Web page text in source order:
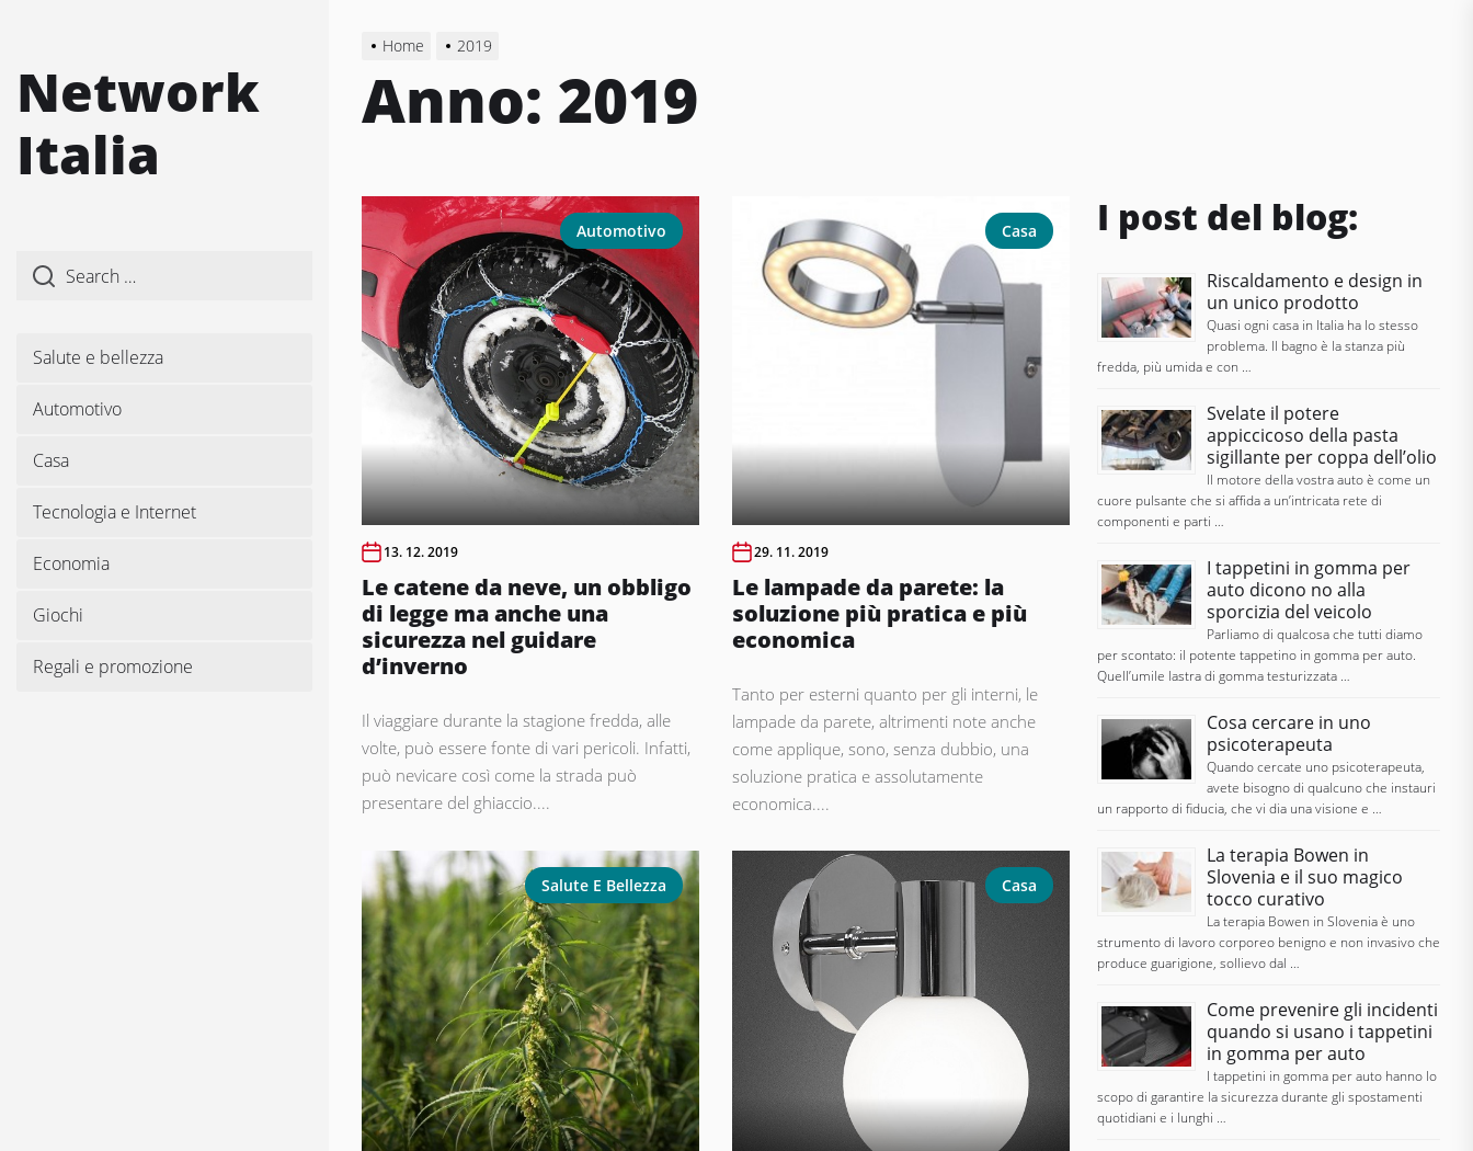
content
Network
Italia
Salute e bellezza
Automotivo
Casa
Tecnologia e Internet
Economia
Giochi
Regali e promozione
Home 2019
Anno: 2019
Automotivo
13. 12. 2019
Le catene da neve, un obbligo
di legge ma anche una
sicurezza nel guidare
d’inverno
Il viaggiare durante la stagione fredda, alle
volte, può essere fonte di vari pericoli. Infatti,
può nevicare così come la strada può
presentare del ghiaccio....
Casa
29. 11. 2019
Le lampade da parete: la
soluzione più pratica e più
economica
Tanto per esterni quanto per gli interni, le
lampade da parete, altrimenti note anche
come applique, sono, senza dubbio, una
soluzione pratica e assolutamente
economica....
Salute E Bellezza Casa
I post del blog:
Riscaldamento e design in
un unico prodotto
Quasi ogni casa in Italia ha lo stesso
problema. Il bagno è la stanza più
fredda, più umida e con …
Svelate il potere
appiccicoso della pasta
sigillante per coppa dell’olio
Il motore della vostra auto è come un
cuore pulsante che si affida a un’intricata rete di
componenti e parti …
I tappetini in gomma per
auto dicono no alla
sporcizia del veicolo
Parliamo di qualcosa che tutti diamo
per scontato: il potente tappetino in gomma per auto.
Quell’umile lastra di gomma testurizzata …
Cosa cercare in uno
psicoterapeuta
Quando cercate uno psicoterapeuta,
avete bisogno di qualcuno che instauri
un rapporto di fiducia, che vi dia una visione e …
La terapia Bowen in
Slovenia e il suo magico
tocco curativo
La terapia Bowen in Slovenia è uno
strumento di lavoro corporeo benigno e non invasivo che
produce guarigione, sollievo dal …
Come prevenire gli incidenti
quando si usano i tappetini
in gomma per auto
I tappetini in gomma per auto hanno lo
scopo di garantire la sicurezza durante gli spostamenti
quotidiani e i lunghi …